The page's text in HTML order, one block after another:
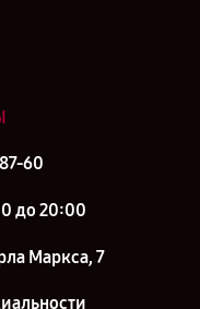
60
до 20:00
Маркса, 7